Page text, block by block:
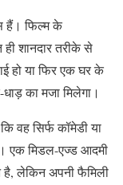
हैं। फिल्म के
शानदार तरीके से
हो या फिर एक घर के
का मजा मिलेगा।
वह सिर्फ कॉमेडी या
एक मिडल-एज्ड आदमी
लेकिन अपनी फैमिली